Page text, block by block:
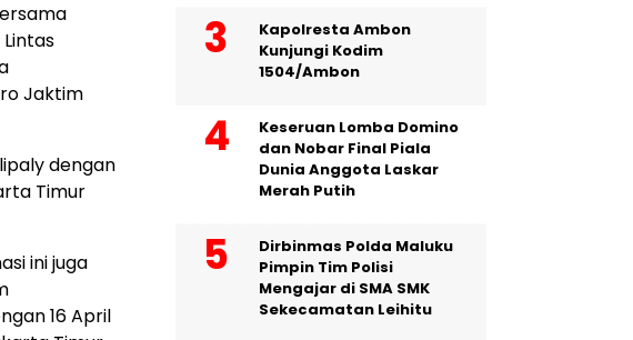
Jaktim
dengan
Timur
ini juga
16 April
Kapolresta Ambon
Kunjungi Kodim
1504/Ambon
Keseruan Lomba Domino
dan Nobar Final Piala
Dunia Anggota Laskar
Merah Putih
Dirbinmas Polda Maluku
Pimpin Tim Polisi
Mengajar di SMA SMK
Sekecamatan Leihitu